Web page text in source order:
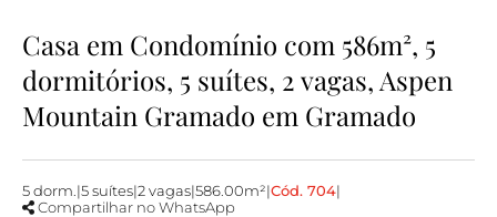
Casa em Condomínio com 586m², 5
dormitórios, 5 suítes, 2 vagas, Aspen
Mountain Gramado em Gramado
5 dorm. |5 suítes|2 vagas|586.00m²|Cód. 704|
Compartilhar no WhatsApp